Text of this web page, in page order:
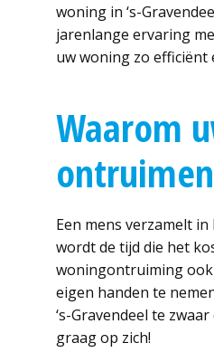
woning in ‘s-
jarenlange ervaring
uw woning zo
Waarom
Een mens verzamelt
wordt de tijd die het
woningontruiming ook
eigen handen te
‘s-Gravendeel te
graag op zich!